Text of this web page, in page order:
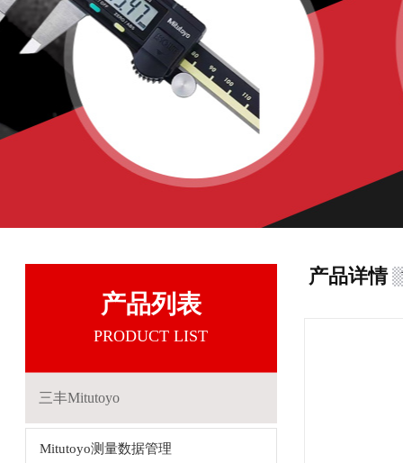
产品列表
PRODUCT LIST
三丰Mitutoyo
Mitutoyo测量数据管理
产品详情